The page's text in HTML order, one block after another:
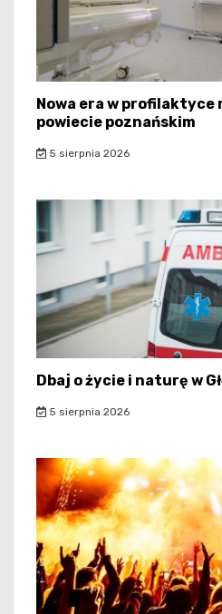
Nowa era w
powiecie poznańskim
5 sierpnia 2026
Dbaj o życie i naturę w
5 sierpnia 2026